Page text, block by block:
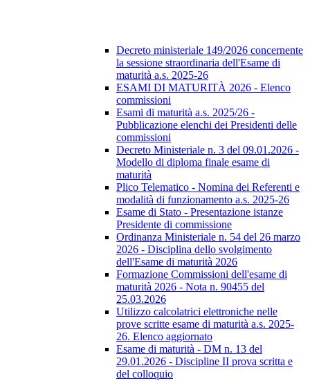
Decreto ministeriale 149/2026 concernente
la sessione straordinaria dell'Esame di
maturità a.s. 2025-26
ESAMI DI MATURITÀ 2026 - Elenco
commissioni
Esami di maturità a.s. 2025/26 -
Pubblicazione elenchi dei Presidenti delle
commissioni
Decreto Ministeriale n. 3 del 09.01.2026 -
Modello di diploma finale esame di
maturità
Plico Telematico - Nomina dei Referenti e
modalità di funzionamento a.s. 2025-26
Esame di Stato - Presentazione istanze
Presidente di commissione
Ordinanza Ministeriale n. 54 del 26 marzo
2026 - Disciplina dello svolgimento
dell'Esame di maturità 2026
Formazione Commissioni dell'esame di
maturità 2026 - Nota n. 90455 del
25.03.2026
Utilizzo calcolatrici elettroniche nelle
prove scritte esame di maturità a.s. 2025-
26. Elenco aggiornato
Esame di maturità - DM n. 13 del
29.01.2026 - Discipline II prova scritta e
del colloquio